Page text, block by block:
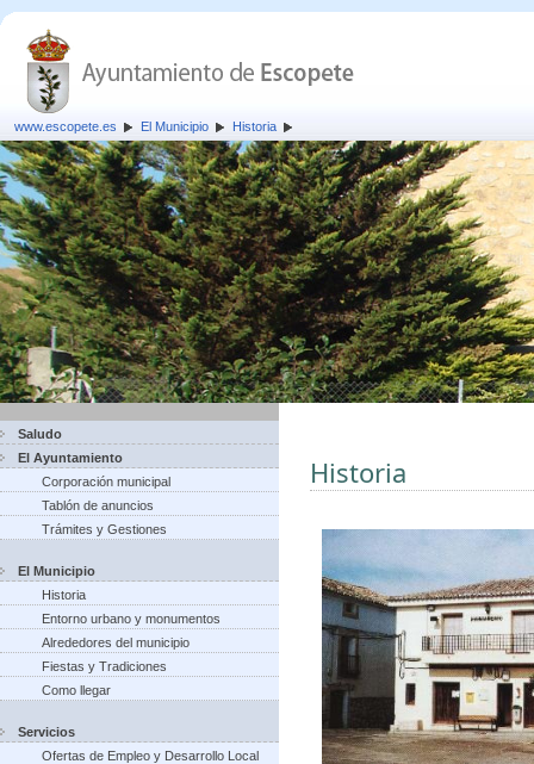
www.escopete.es El Municipio Historia
Saludo
El Ayuntamiento
Corporación municipal
Tablón de anuncios
Trámites y Gestiones
El Municipio
Historia
Entorno urbano y monumentos
Alrededores del municipio
Fiestas y Tradiciones
Como llegar
Servicios
Ofertas de Empleo y Desarrollo Local
Historia